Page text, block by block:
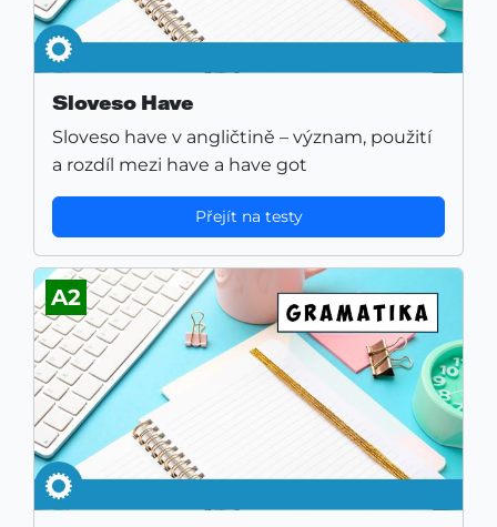
Sloveso Have
Sloveso have v angličtině – význam, použití
a rozdíl mezi have a have got
Přejít na testy
A2